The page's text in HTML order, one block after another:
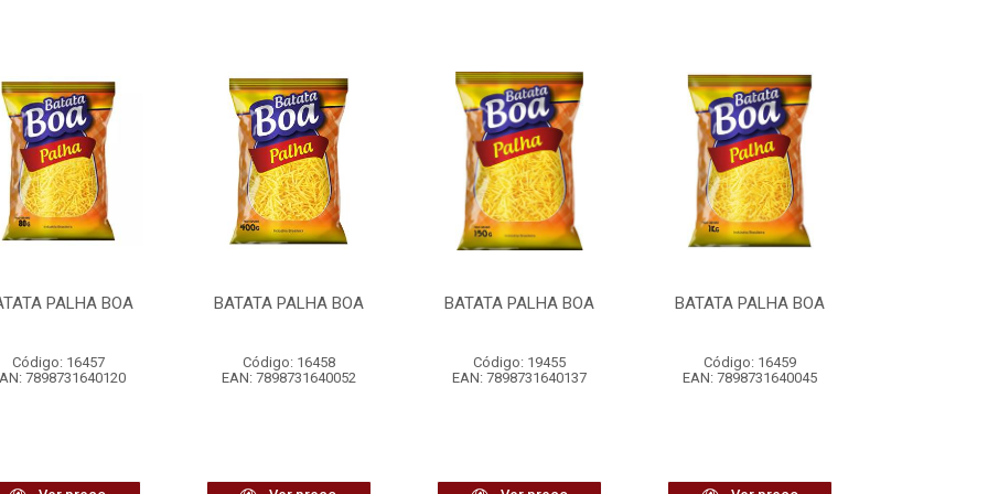
PALHA BOA
Código: 16457
7898731640120
BATATA PALHA BOA
Código: 16458
EAN: 7898731640052
BATATA PALHA BOA
Código: 19455
EAN: 7898731640137
BATATA PALHA BOA
Código: 16459
EAN: 7898731640045